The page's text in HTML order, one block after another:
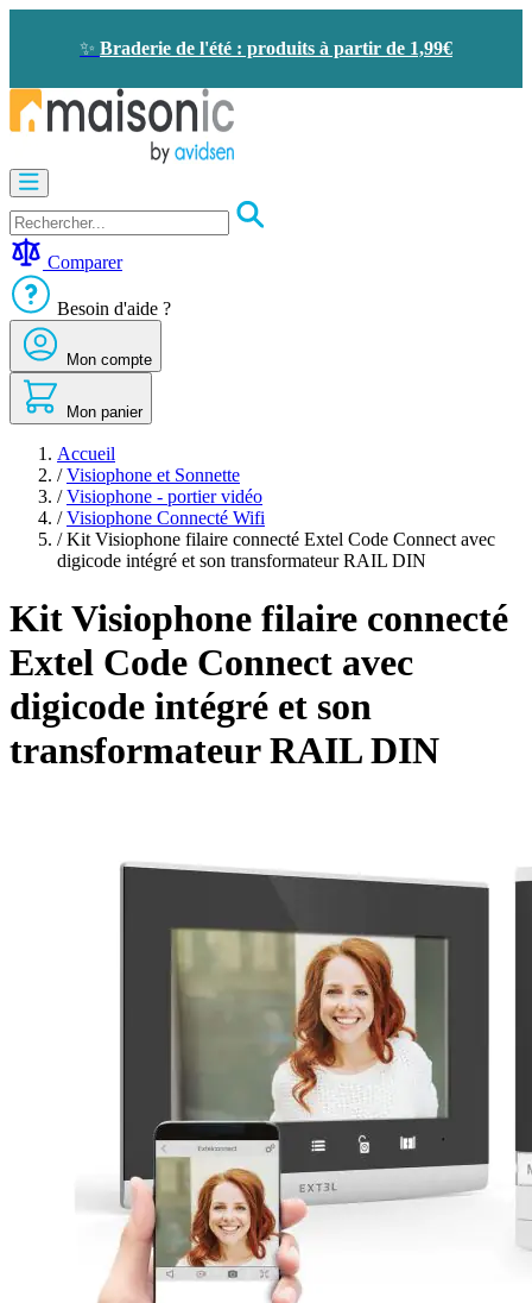
✨ Braderie de l'été : produits à partir de 1,99€
Visiophone
-
Sonnette
-
économie
d'énergie
Sécurité
Confort
de
maison
Seconde
vie
Bons
plans
Comparer
Besoin d'aide ?
Mon compte
Mon panier
Accueil
/ Visiophone et Sonnette
/ Visiophone - portier vidéo
/ Visiophone Connecté Wifi
/ Kit Visiophone filaire connecté Extel Code Connect avec
digicode intégré et son transformateur RAIL DIN
Kit Visiophone filaire connecté
Extel Code Connect avec
digicode intégré et son
transformateur RAIL DIN